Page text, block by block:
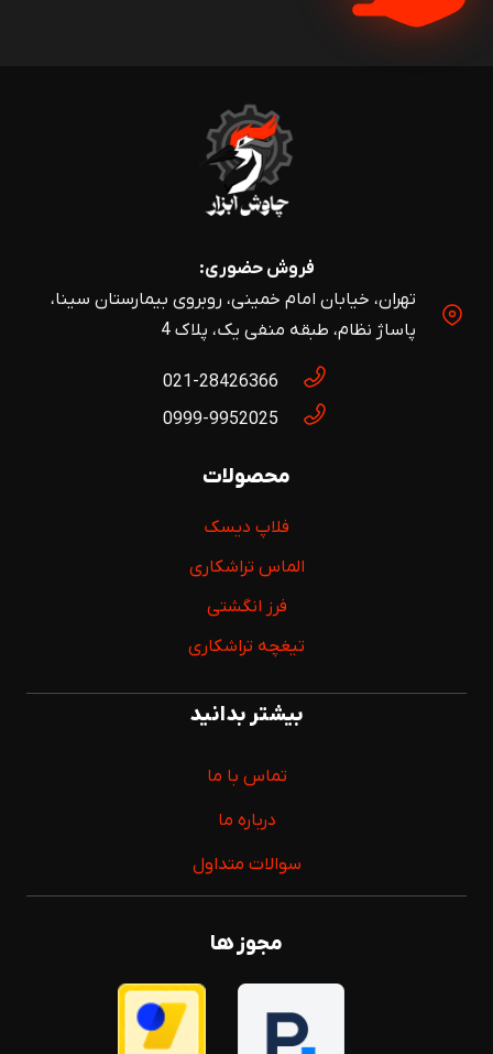
فروش حضوری:
تهران، خیابان امام خمینی، روبروی بیمارستان سینا،
پاساژ نظام، طبقه منفی یک، پلاک 4
021-28426366
0999-9952025
محصولات
فلاپ دیسک
الماس تراشکاری
فرز انگشتی
تیغچه تراشکاری
بیشتر بدانید
تماس با ما
درباره ما
سوالات متداول
مجوز ها